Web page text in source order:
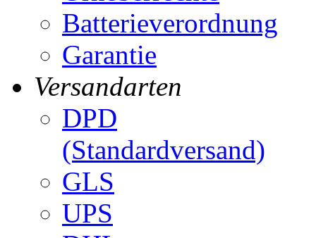
Batterieverordnung
Garantie
Versandarten
DPD
(Standardversand)
GLS
UPS